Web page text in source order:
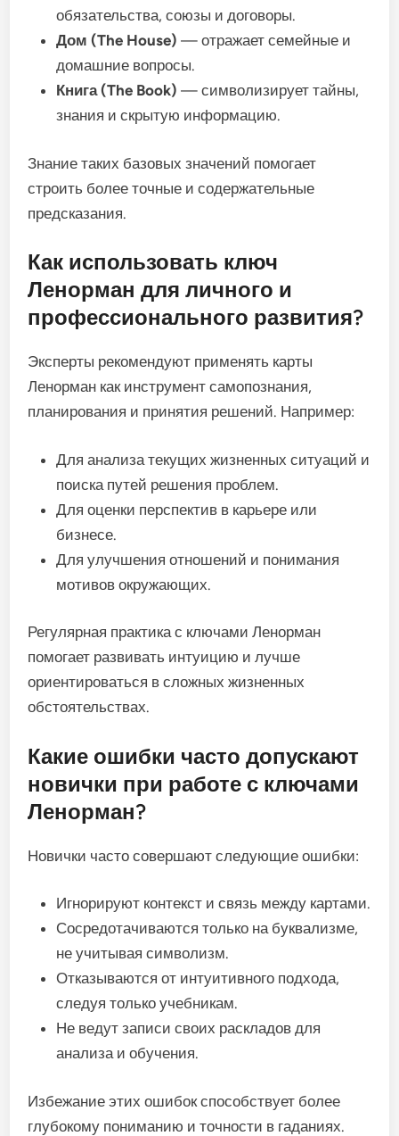
обязательства, союзы и договоры.
Дом (The House) — отражает семейные и
домашние вопросы.
Книга (The Book) — символизирует тайны,
знания и скрытую информацию.
Знание таких базовых значений помогает
строить более точные и содержательные
предсказания.
Как использовать ключ
Ленорман для личного и
профессионального развития?
Эксперты рекомендуют применять карты
Ленорман как инструмент самопознания,
планирования и принятия решений. Например:
Для анализа текущих жизненных ситуаций и
поиска путей решения проблем.
Для оценки перспектив в карьере или
бизнесе.
Для улучшения отношений и понимания
мотивов окружающих.
Регулярная практика с ключами Ленорман
помогает развивать интуицию и лучше
ориентироваться в сложных жизненных
обстоятельствах.
Какие ошибки часто допускают
новички при работе с ключами
Ленорман?
Новички часто совершают следующие ошибки:
Игнорируют контекст и связь между картами.
Сосредотачиваются только на буквализме,
не учитывая символизм.
Отказываются от интуитивного подхода,
следуя только учебникам.
Не ведут записи своих раскладов для
анализа и обучения.
Избежание этих ошибок способствует более
глубокому пониманию и точности в гаданиях.